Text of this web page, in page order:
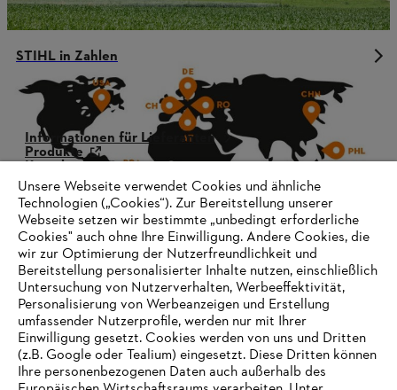
STIHL in Zahlen
Informationen für Lieferanten
Produkte
Kontakt
Karriere
Hinweisgebersystem
Unsere Webseite verwendet Cookies und ähnliche
Technologien („Cookies“). Zur Bereitstellung unserer
Webseite setzen wir bestimmte „unbedingt erforderliche
Cookies" auch ohne Ihre Einwilligung. Andere Cookies, die
wir zur Optimierung der Nutzerfreundlichkeit und
Bereitstellung personalisierter Inhalte nutzen, einschließlich
Untersuchung von Nutzerverhalten, Werbeeffektivität,
Personalisierung von Werbeanzeigen und Erstellung
umfassender Nutzerprofile, werden nur mit Ihrer
Einwilligung gesetzt. Cookies werden von uns und Dritten
(z.B. Google oder Tealium) eingesetzt. Diese Dritten können
Ihre personenbezogenen Daten auch außerhalb des